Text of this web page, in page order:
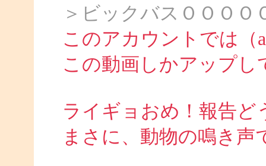
＞ビックバスＯＯＯ
このアカウントでは（
この動画しかアップし
ライギョおめ！報告ど
まさに、動物の鳴き声